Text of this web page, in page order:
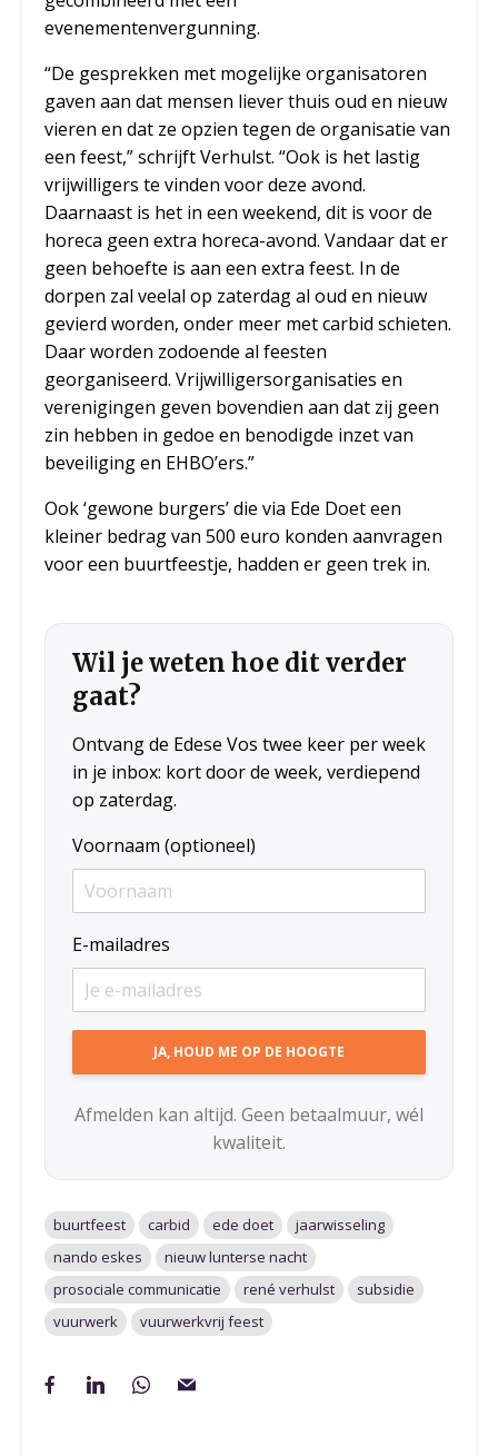
evenementenvergunning.
“De gesprekken met mogelijke organisatoren
gaven aan dat mensen liever thuis oud en nieuw
vieren en dat ze opzien tegen de organisatie van
een feest,” schrijft Verhulst. “Ook is het lastig
vrijwilligers te vinden voor deze avond.
Daarnaast is het in een weekend, dit is voor de
horeca geen extra horeca-avond. Vandaar dat er
geen behoefte is aan een extra feest. In de
dorpen zal veelal op zaterdag al oud en nieuw
gevierd worden, onder meer met carbid schieten.
Daar worden zodoende al feesten
georganiseerd. Vrijwilligersorganisaties en
verenigingen geven bovendien aan dat zij geen
zin hebben in gedoe en benodigde inzet van
beveiliging en EHBO’ers.”
Ook ‘gewone burgers’ die via Ede Doet een
kleiner bedrag van 500 euro konden aanvragen
voor een buurtfeestje, hadden er geen trek in.
Wil je weten hoe dit verder
gaat?
Ontvang de Edese Vos twee keer per week
in je inbox: kort door de week, verdiepend
op zaterdag.
Voornaam (optioneel)
E-mailadres
Afmelden kan altijd. Geen betaalmuur, wél
kwaliteit.
buurtfeest carbid ede doet
jaarwisseling
nando eskes
nieuw lunterse nacht
prosociale communicatie
rené verhulst
subsidie
vuurwerk
vuurwerkvrij feest